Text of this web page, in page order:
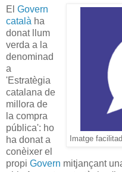
Imatge
El Govern
català ha
donat llum
verda a la
denominad
a
'Estratègia
catalana de
millora de
la compra
pública': ho
ha donat a
conèixer el
propi Govern mitjançant